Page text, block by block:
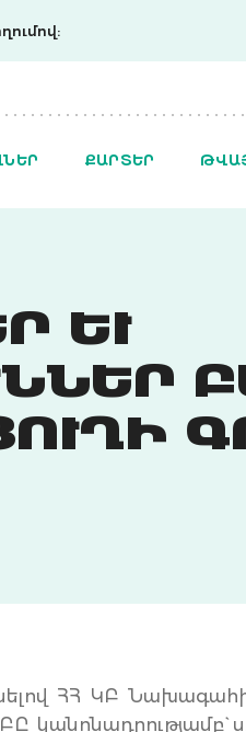
ՔԱՐՏԵՐ
Տ
ՀՀ ԿԲ Նախագահի
կանոնադրությամբ`